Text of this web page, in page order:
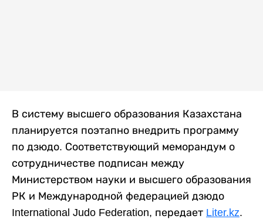
В систему высшего образования Казахстана
планируется поэтапно внедрить программу
по дзюдо. Соответствующий меморандум о
сотрудничестве подписан между
Министерством науки и высшего образования
РК и Международной федерацией дзюдо
International Judo Federation, передает Liter.kz.